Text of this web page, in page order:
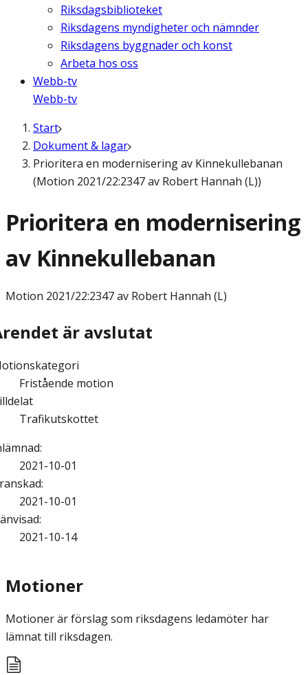
Riksdagsbiblioteket
Riksdagens myndigheter och nämnder
Riksdagens byggnader och konst
Arbeta hos oss
Webb-tv
Webb-tv
Start
Dokument & lagar
Prioritera en modernisering av Kinnekullebanan
(Motion 2021/22:2347 av Robert Hannah (L))
Prioritera en modernisering
av Kinnekullebanan
Motion 2021/22:2347 av Robert Hannah (L)
är avslutat
Fristående motion
Trafikutskottet
:
2021-10-01
:
2021-10-01
:
2021-10-14
Motioner
Motioner är förslag som riksdagens ledamöter har
lämnat till riksdagen.